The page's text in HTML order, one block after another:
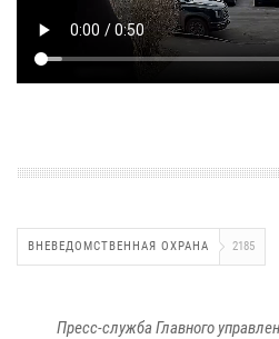
ВНЕВЕДОМСТВЕННАЯ ОХРАНА 2185
Пресс-служба Главного